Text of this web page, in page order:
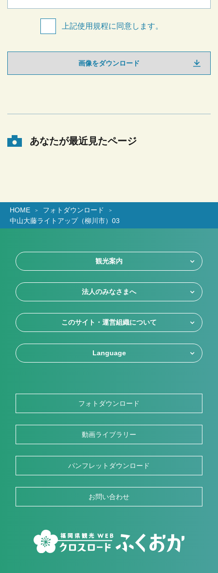
上記使用規程に同意します。
画像をダウンロード
あなたが最近見たページ
HOME
フォトダウンロード
中山大藤ライトアップ（柳川市）03
観光案内
法人のみなさまへ
このサイト・運営組織について
Language
フォトダウンロード
動画ライブラリー
パンフレットダウンロード
お問い合わせ